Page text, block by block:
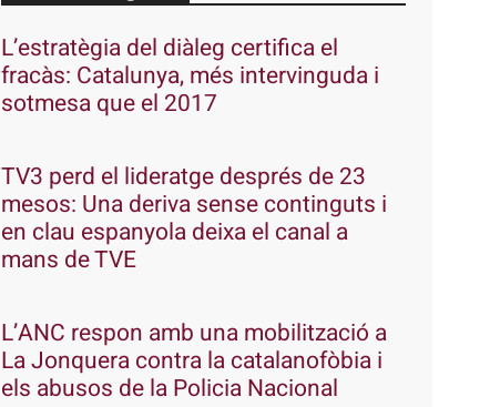
L’estratègia del diàleg certifica el
fracàs: Catalunya, més intervinguda i
sotmesa que el 2017
TV3 perd el lideratge després de 23
mesos: Una deriva sense continguts i
en clau espanyola deixa el canal a
mans de TVE
L’ANC respon amb una mobilització a
La Jonquera contra la catalanofòbia i
els abusos de la Policia Nacional